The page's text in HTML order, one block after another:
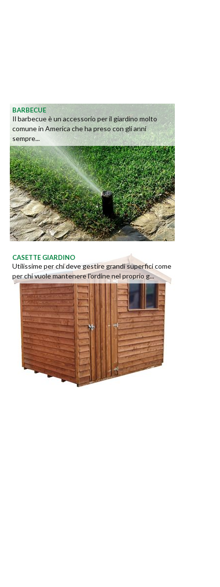
BARBECUE
Il barbecue è un accessorio per il giardino molto
comune in America che ha preso con gli anni
sempre...
CASETTE GIARDINO
Utilissime per chi deve gestire grandi superfici come
per chi vuole mantenere l'ordine nel proprio g...